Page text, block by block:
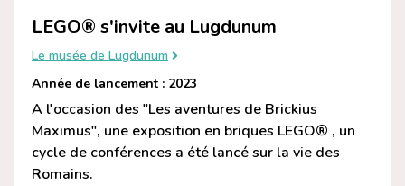
LEGO® s'invite au Lugdunum
Le musée de Lugdunum
Année de lancement : 2023
A l'occasion des "Les aventures de Brickius
Maximus", une exposition en briques LEGO® , un
cycle de conférences a été lancé sur la vie des
Romains.